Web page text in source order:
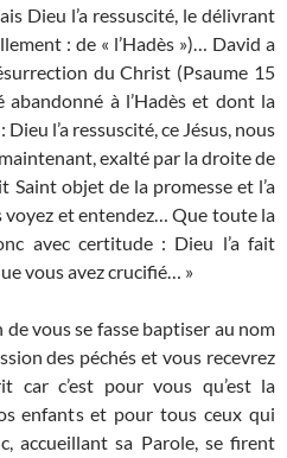
Dieu l’a ressuscité, le délivrant
: de « l’Hadès »)… David a
du Christ (Psaume 15
abandonné à l’Hadès et dont la
l’a ressuscité, ce Jésus, nous
exalté par la droite de
Saint objet de la promesse et l’a
voyez et entendez… Que toute la
avec certitude : Dieu l’a fait
vous avez crucifié… »
de vous se fasse baptiser au nom
des péchés et vous recevrez
car c’est pour vous qu’est la
enfants et pour tous ceux qui
accueillant sa Parole, se firent